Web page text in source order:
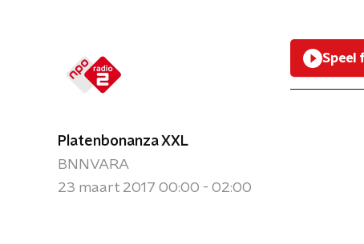
Platenbonanza XXL
BNNVARA
23 maart 2017 00:00 - 02:00
Speel